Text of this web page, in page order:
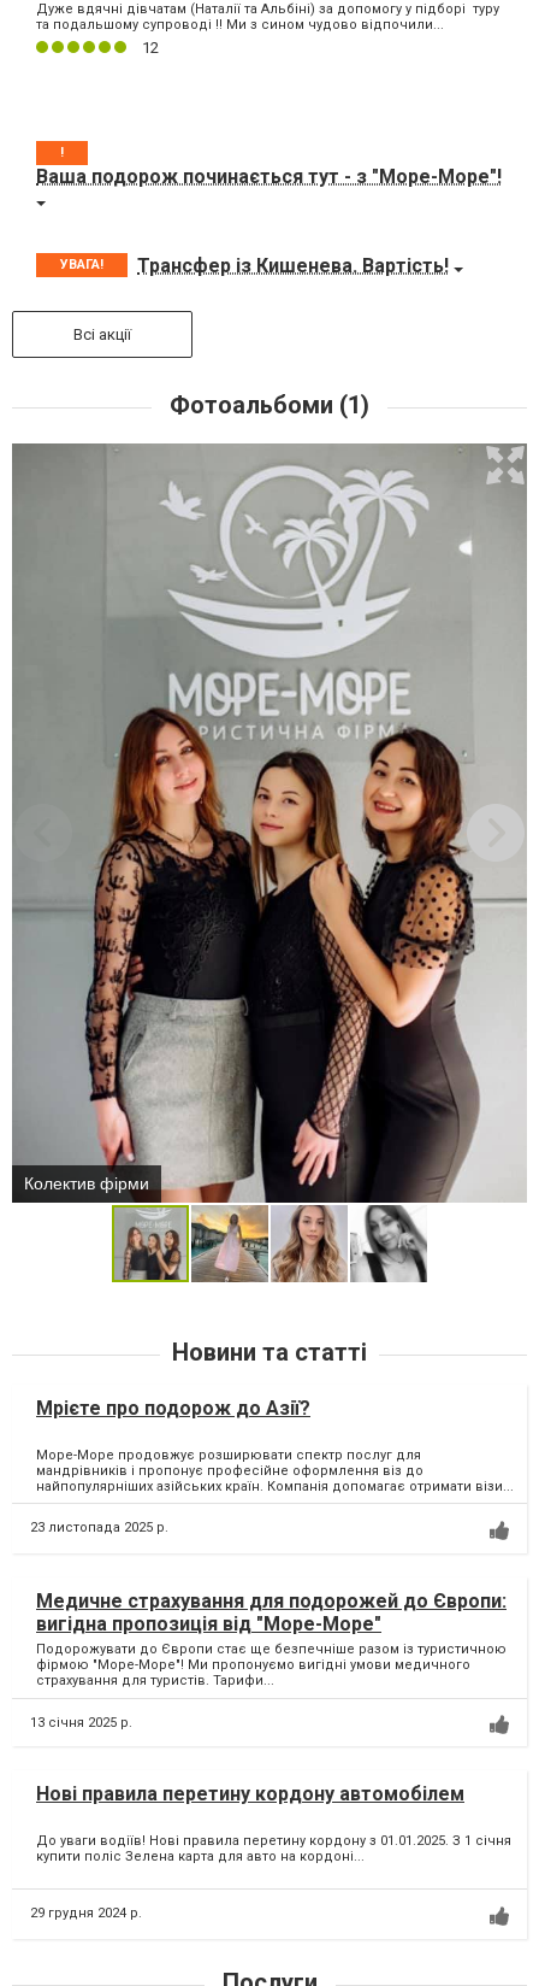
Дуже вдячні дівчатам (Наталії та Альбіні) за допомогу у підборі туру
та подальшому супроводі !! Ми з сином чудово відпочили...
12
!
Ваша подорож починається тут - з "Море-Море"!
УВАГА! Трансфер із Кишенева. Вартість!
Всі акції
Фотоальбоми (1)
Колектив фірми
Новини та статті
Мрієте про подорож до Азії?
Море-Море продовжує розширювати спектр послуг для
мандрівників і пропонує професійне оформлення віз до
найпопулярніших азійських країн. Компанія допомагає отримати візи...
23 листопада 2025 р.
Медичне страхування для подорожей до Європи:
вигідна пропозиція від "Море-Море"
Подорожувати до Європи стає ще безпечніше разом із туристичною
фірмою "Море-Море"! Ми пропонуємо вигідні умови медичного
страхування для туристів. Тарифи...
13 січня 2025 р.
Нові правила перетину кордону автомобілем
До уваги водіїв! Нові правила перетину кордону з 01.01.2025. З 1 січня
купити поліс Зелена карта для авто на кордоні...
29 грудня 2024 р.